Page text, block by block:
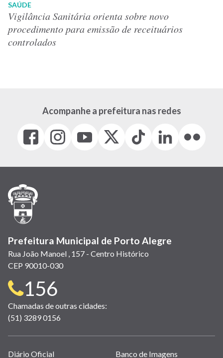
SAÚDE
Vigilância Sanitária orienta sobre novo
procedimento para emissão de receituários
controlados
Acompanhe a prefeitura nas redes
Facebook
(link
em
janela)
Instagram
(link
em
(link
em
(Antigo
(link
Tiktok
(link
em
LinkedIn
(link
em
(link
em
Prefeitura Municipal de Porto Alegre
Rua João Manoel , 157 - Centro Histórico
CEP 90010-030
Telefone
para
contato:
156
Chamadas de outras cidades:
(51) 3289 0156
Links
Diário Oficial Banco de Imagens